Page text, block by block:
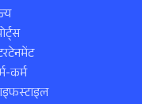
कर्म